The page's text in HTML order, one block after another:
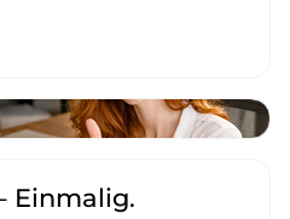
Einmalig.